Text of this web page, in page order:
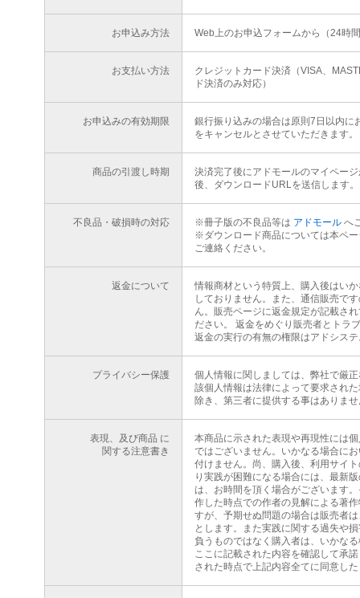
お申込み方法 Web上のお申込フォームから（24時
お支払い方法
クレジットカード決済（VISA、
ド決済のみ対応）
お申込みの有効期限
銀行振り込みの場合は原則7日以内に
をキャンセルとさせていただきます。
商品の引渡し時期
決済完了後にアドモールのマイペー
後、ダウンロードURLを送信します。
不良品・破損時の対応 ※冊子版の不良品等は アドモールへ
※ダウンロード商品については本ペ
ご連絡ください。
返金について
情報商材という特質上、購入後はい
しておりません。また、通信販売で
ん。販売ページに返金規定が記載さ
ださい。 返金をめぐり販売者とトラ
返金の実行の有無の権限はアドシス
プライバシー保護
個人情報に関しましては、弊社で厳
該個人情報は法律によって要求され
除き、第三者に提供する事はありま
表現、及び商品 に
関する注意書き
本商品に示された表現や再現性には
ではございません。いかなる場合に
付けません。尚、購入後、利用サイ
り実践が困難になる場合には、最新
は、お時間を頂く場合がございます
作した時点での作者の見解による著
すが、予期せぬ問題の場合は販売者
とします。また実践に関する過失や
負うものではなく購入者は、いかな
ここに記載された内容を確認して承
された時点で上記内容全てに同意し